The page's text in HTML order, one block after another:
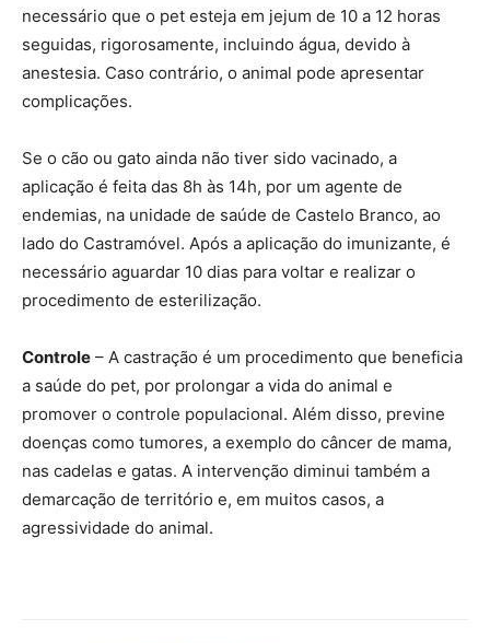
necessário que o pet esteja em jejum de 10 a 12 horas
seguidas, rigorosamente, incluindo água, devido à
anestesia. Caso contrário, o animal pode apresentar
complicações.
Se o cão ou gato ainda não tiver sido vacinado, a
aplicação é feita das 8h às 14h, por um agente de
endemias, na unidade de saúde de Castelo Branco, ao
lado do Castramóvel. Após a aplicação do imunizante, é
necessário aguardar 10 dias para voltar e realizar o
procedimento de esterilização.
Controle – A castração é um procedimento que beneficia
a saúde do pet, por prolongar a vida do animal e
promover o controle populacional. Além disso, previne
doenças como tumores, a exemplo do câncer de mama,
nas cadelas e gatas. A intervenção diminui também a
demarcação de território e, em muitos casos, a
agressividade do animal.